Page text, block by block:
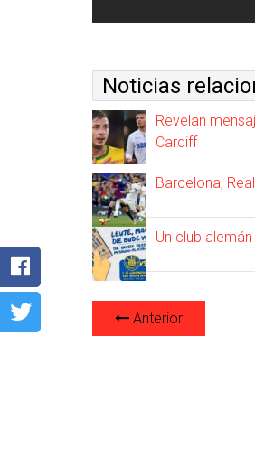
Noticias
Revelan
Cardiff
Barcelona,
Un club
Anterior